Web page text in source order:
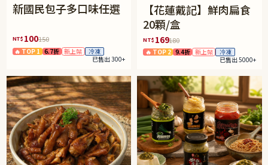
新國民包子多口味任選
NT$ 100150
🔥 TOP 1 6.7折 新上架
冷凍
已售出 300+
【花蓮戴記】鮮肉扁食
20顆/盒
NT$ 169180
🔥 TOP 2 9.4折 新上架
冷凍
已售出 5000+